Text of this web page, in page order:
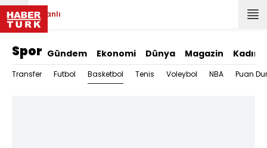
Canlı
Spor Gündem Ekonomi Dünya Magazin Kadın
Transfer Futbol Basketbol Tenis Voleybol NBA Puan